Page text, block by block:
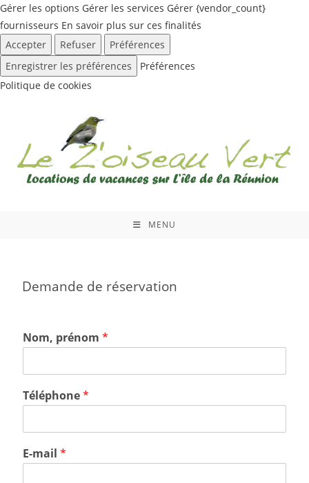
Gérer les options Gérer les services Gérer {vendor_count}
fournisseurs En savoir plus sur ces finalités
Accepter
Refuser
Préférences
Enregistrer les préférences
Préférences
Politique de cookies
MENU
Demande de réservation
Nom, prénom*
Téléphone*
E-mail*